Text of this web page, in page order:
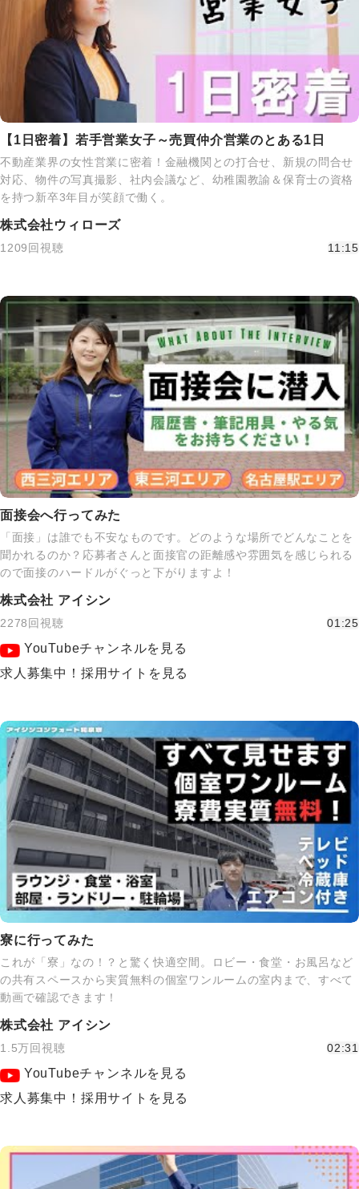
【1日密着】若手営業女子～売買仲介営業のとある1日
不動産業界の女性営業に密着！金融機関との打合せ、新規の問合せ
対応、物件の写真撮影、社内会議など、幼稚園教諭＆保育士の資格
を持つ新卒3年目が笑顔で働く。
株式会社ウィローズ
1209回視聴 11:15
面接会へ行ってみた
「面接」は誰でも不安なものです。どのような場所でどんなことを
聞かれるのか？応募者さんと面接官の距離感や雰囲気を感じられる
ので面接のハードルがぐっと下がりますよ！
株式会社 アイシン
2278回視聴 01:25
YouTubeチャンネルを見る
求人募集中！採用サイトを見る
寮に行ってみた
これが「寮」なの！？と驚く快適空間。ロビー・食堂・お風呂など
の共有スペースから実質無料の個室ワンルームの室内まで、すべて
動画で確認できます！
株式会社 アイシン
1.5万回視聴 02:31
YouTubeチャンネルを見る
求人募集中！採用サイトを見る